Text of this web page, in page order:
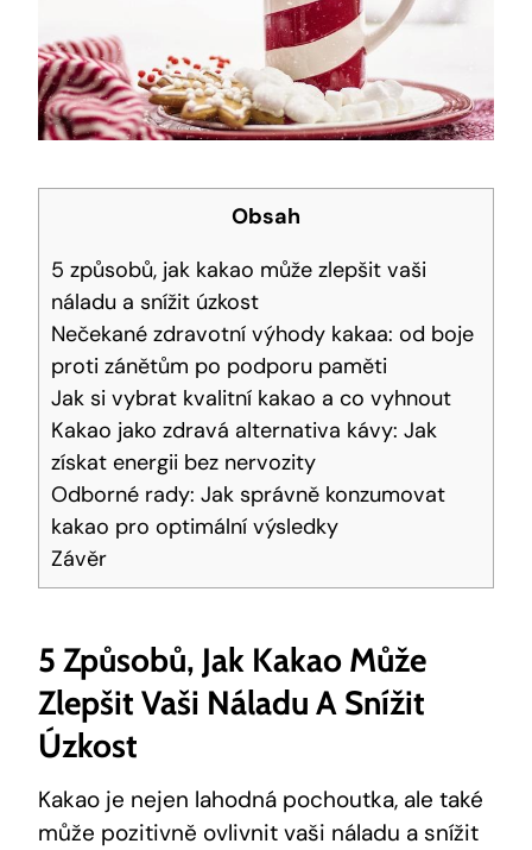
Obsah
5 způsobů, jak kakao ‌může​ zlepšit vaši
náladu a snížit úzkost
Nečekané zdravotní výhody kakaa: od boje
proti zánětům po podporu paměti
Jak si vybrat ​kvalitní kakao a co vyhnout
Kakao jako zdravá alternativa kávy: Jak
získat energii bez nervozity
Odborné rady: Jak správně konzumovat
kakao pro ‌optimální výsledky
Závěr
5 Způsobů, Jak Kakao ‌může​
Zlepšit Vaši Náladu A Snížit
Úzkost
Kakao‍ je nejen lahodná pochoutka, ale také
může pozitivně ovlivnit vaši ‍náladu a snížit